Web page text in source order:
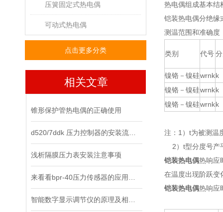
压簧固定式热电偶
可动式热电偶
点击更多分类
相关文章
锥形保护管热电偶的正确使用
浅析隔膜压力表安装注意事项
热电偶组成基本结
铠装热电偶分绝缘
测温范围和准确度
类别 代号
镍铬－镍硅wrnkk
镍铬－镍硅wrnkk
镍铬－镍硅wrnkk
注：1）t为被测温
2）t型分度号产
铠装热电偶热响应
在温度出现阶跃变
铠装热电偶热响应